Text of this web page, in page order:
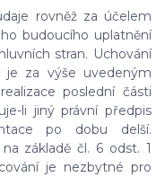
rovněž za účelem
budoucího uplatnění
stran. Uchování
je za výše uvedeným
poslední části
li jiný právní předpis
po dobu delší.
základě čl. 6 odst. 1
je nezbytné pro